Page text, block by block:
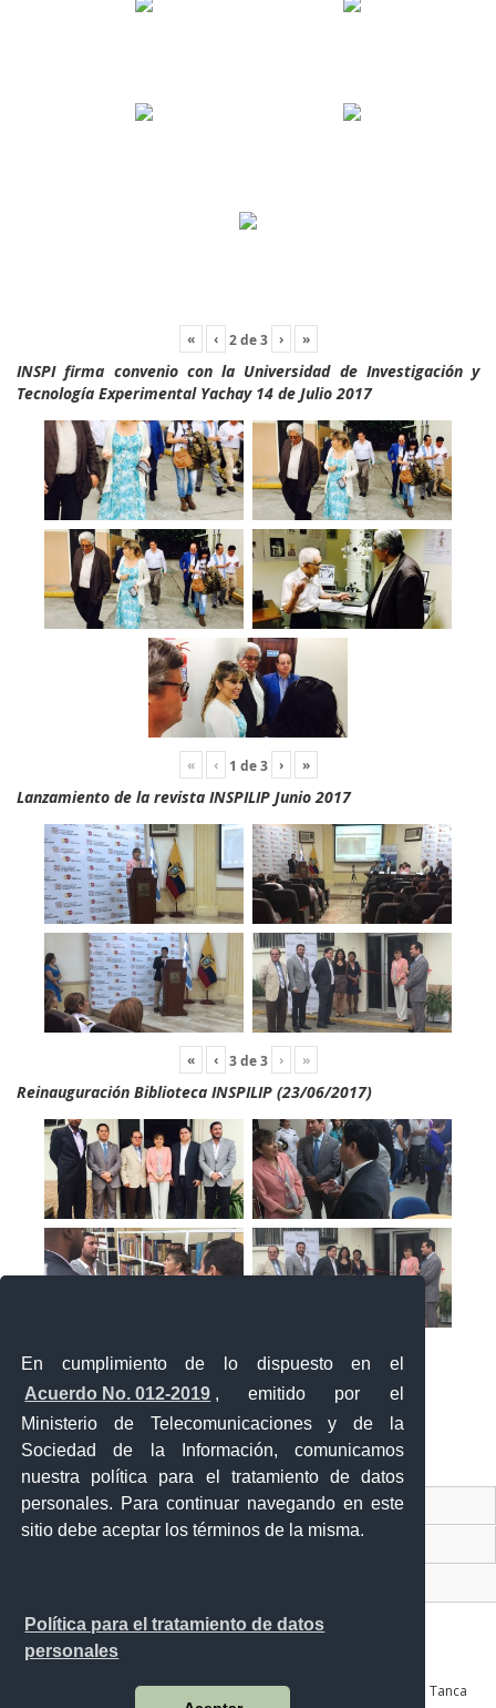
En cumplimiento de lo dispuesto en el
Acuerdo No. 012-2019 , emitido por el
Ministerio de Telecomunicaciones y de la
Sociedad de la Información, comunicamos
nuestra política para el tratamiento de datos
personales. Para continuar navegando en este
sitio debe aceptar los términos de la misma.
Política para el tratamiento de datos
personales
« ‹ 2de3 › »
INSPI firma convenio con la Universidad de Investigación y
Tecnología Experimental Yachay 14 de Julio 2017
« ‹ 1 de3 › »
Lanzamiento de la revista INSPILIP Junio 2017
« ‹ 3de3 › »
Reinauguración Biblioteca INSPILIP (23/06/2017)
Contacto Ciudadano Digital
Av. Julián Coronel 905 entre Esmeraldas y José Mascote Av. Juan Tanca